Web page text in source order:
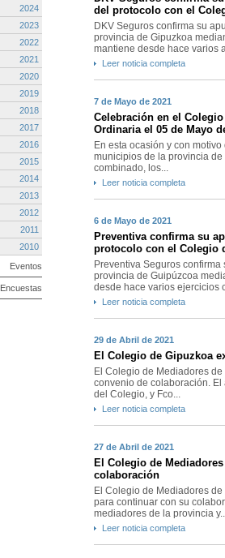
2024
2023
2022
2021
2020
2019
2018
2017
2016
2015
2014
2013
2012
2011
2010
Eventos
Encuestas
del protocolo con el
DKV Seguros confirma su
provincia de Gipuzkoa
mantiene desde hace varios
Leer noticia completa
7 de Mayo de 2021
Celebración en el
Ordinaria el 05 de Mayo
En esta ocasión y con
municipios de la provincia
combinado, los...
Leer noticia completa
6 de Mayo de 2021
Preventiva confirma su
protocolo con el Colegio
Preventiva Seguros
provincia de Guipúzcoa
desde hace varios ejercicios
Leer noticia completa
29 de Abril de 2021
El Colegio de Gipuzkoa
El Colegio de Mediadores
convenio de colaboración.
del Colegio, y Fco...
Leer noticia completa
27 de Abril de 2021
El Colegio de
colaboración
El Colegio de Mediadores
para continuar con su
mediadores de la provincia
Leer noticia completa